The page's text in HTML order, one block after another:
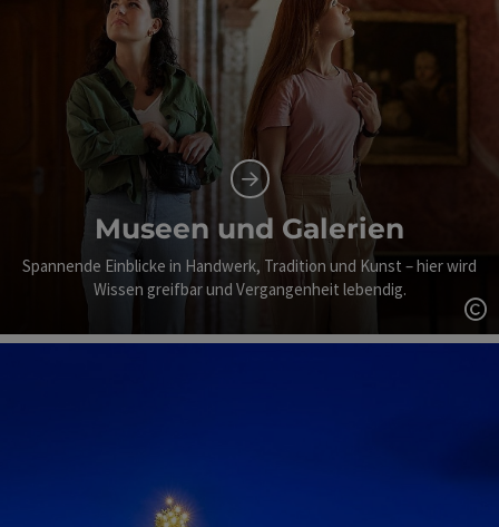
Museen und Galerien
Spannende Einblicke in Handwerk, Tradition und Kunst – hier wird
Wissen greifbar und Vergangenheit lebendig.